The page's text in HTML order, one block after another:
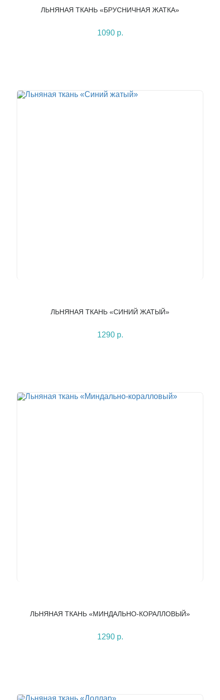
ЛЬНЯНАЯ ТКАНЬ «БРУСНИЧНАЯ ЖАТКА»
1090 р.
ЛЬНЯНАЯ ТКАНЬ «СИНИЙ ЖАТЫЙ»
1290 р.
ЛЬНЯНАЯ ТКАНЬ «МИНДАЛЬНО-КОРАЛЛОВЫЙ»
1290 р.